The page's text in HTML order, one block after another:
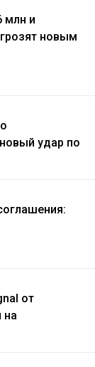
млн и
новым
удар по
от
на